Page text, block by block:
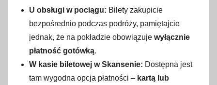
U obsługi w pociągu: Bilety zakupicie
bezpośrednio podczas podróży, pamiętajcie
jednak, że na pokładzie obowiązuje wyłącznie
płatność gotówką.
W kasie biletowej w Skansenie: Dostępna jest
tam wygodna opcja płatności – kartą lub